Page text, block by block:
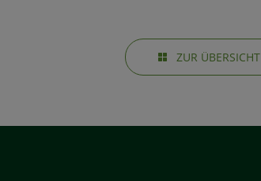
ZUR ÜBERSICHT